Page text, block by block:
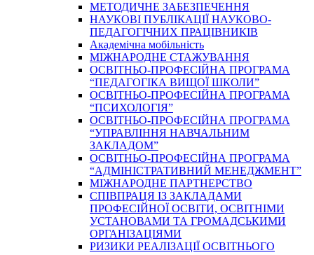
МЕТОДИЧНЕ ЗАБЕЗПЕЧЕННЯ
НАУКОВІ ПУБЛІКАЦІЇ НАУКОВО-
ПЕДАГОГІЧНИХ ПРАЦІВНИКІВ
Академічна мобільність
МІЖНАРОДНЕ СТАЖУВАННЯ
ОСВІТНЬО-ПРОФЕСІЙНА ПРОГРАМА
“ПЕДАГОГІКА ВИЩОЇ ШКОЛИ”
ОСВІТНЬО-ПРОФЕСІЙНА ПРОГРАМА
“ПСИХОЛОГІЯ”
ОСВІТНЬО-ПРОФЕСІЙНА ПРОГРАМА
“УПРАВЛІННЯ НАВЧАЛЬНИМ
ЗАКЛАДОМ”
ОСВІТНЬО-ПРОФЕСІЙНА ПРОГРАМА
“АДМІНІСТРАТИВНИЙ МЕНЕДЖМЕНТ”
МІЖНАРОДНЕ ПАРТНЕРСТВО
СПІВПРАЦЯ ІЗ ЗАКЛАДАМИ
ПРОФЕСІЙНОЇ ОСВІТИ, ОСВІТНІМИ
УСТАНОВАМИ ТА ГРОМАДСЬКИМИ
ОРГАНІЗАЦІЯМИ
РИЗИКИ РЕАЛІЗАЦІЇ ОСВІТНЬОГО